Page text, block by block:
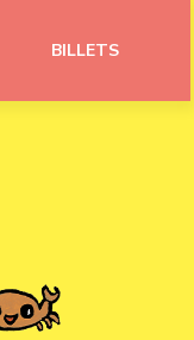
BILLETS